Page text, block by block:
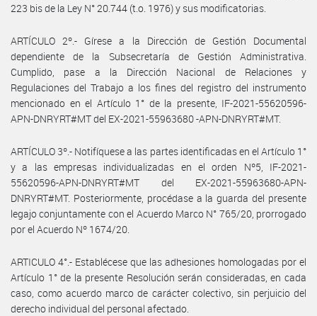
223 bis de la Ley N° 20.744 (t.o. 1976) y sus modificatorias.
ARTÍCULO 2º.- Gírese a la Dirección de Gestión Documental
dependiente de la Subsecretaría de Gestión Administrativa.
Cumplido, pase a la Dirección Nacional de Relaciones y
Regulaciones del Trabajo a los fines del registro del instrumento
mencionado en el Artículo 1° de la presente, IF-2021-55620596-
APN-DNRYRT#MT del EX-2021-55963680 -APN-DNRYRT#MT.
ARTÍCULO 3º.- Notifíquese a las partes identificadas en el Artículo 1°
y a las empresas individualizadas en el orden Nº5, IF-2021-
55620596-APN-DNRYRT#MT del EX-2021-55963680-APN-
DNRYRT#MT. Posteriormente, procédase a la guarda del presente
legajo conjuntamente con el Acuerdo Marco N° 765/20, prorrogado
por el Acuerdo Nº 1674/20.
ARTICULO 4°.- Establécese que las adhesiones homologadas por el
Artículo 1° de la presente Resolución serán consideradas, en cada
caso, como acuerdo marco de carácter colectivo, sin perjuicio del
derecho individual del personal afectado.